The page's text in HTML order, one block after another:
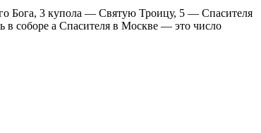
Бога, 3 купола — Святую Троицу, 5 — Спасителя
в соборе а Спасителя в Москве — это число